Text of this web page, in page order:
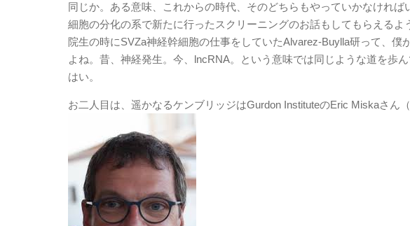
同じか。ある意味、これからの時代、そのどちらもやっていかなけれ
細胞の分化の系で新たに行ったスクリーニングのお話もしてもらえる
院生の時にSVZa神経幹細胞の仕事をしていたAlvarez-Buylla研って、
よね。昔、神経発生。今、lncRNA。という意味では同じような道を歩
はい。
お二人目は、遥かなるケンブリッジはGurdon InstituteのEric Miskaさん（